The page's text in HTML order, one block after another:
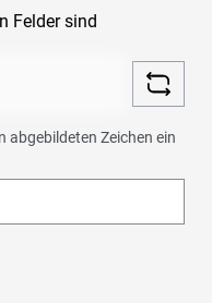
Felder sind
abgebildeten Zeichen ein